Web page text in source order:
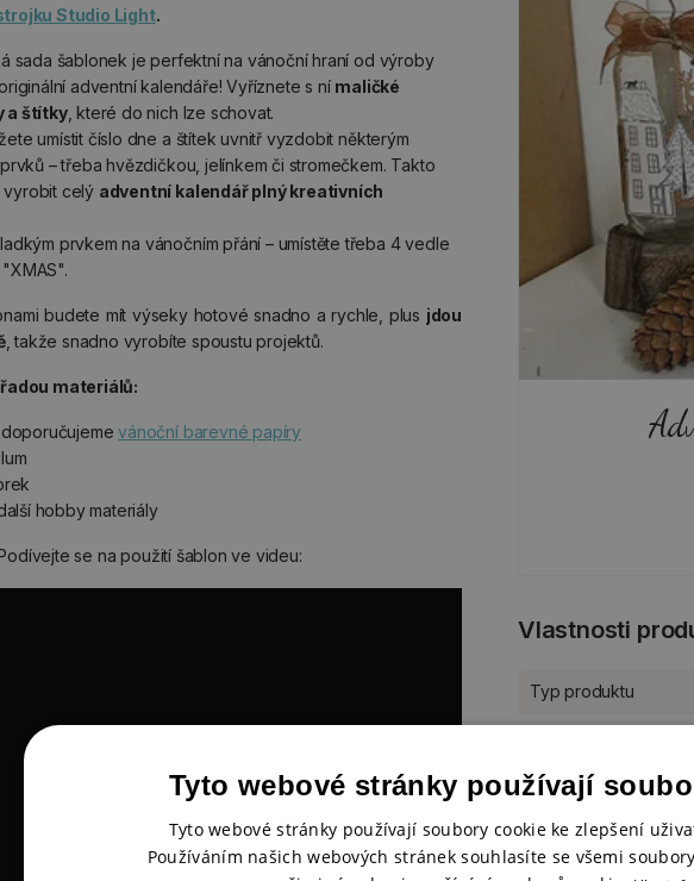
Studio Light.
sada šablonek je perfektní na vánoční hraní od výroby
adventní kalendáře! Vyříznete s ní maličké
a štítky, které do nich lze schovat.
umístit číslo dne a štítek uvnitř vyzdobit některým
– třeba hvězdičkou, jelínkem či stromečkem. Takto
vyrobit celý adventní kalendář plný kreativních
prvkem na vánočním přání – umístěte třeba 4 vedle
budete mít výseky hotové snadno a rychle, plus jdou
, takže snadno vyrobíte spoustu projektů.
materiálů:
vánoční barevné papíry
hobby materiály
se na použití šablon ve videu:
Vlastnosti
Typ produktu
Materiál
Počet v balení
Designér
Tyto webové stránky používají
Tyto webové stránky používají soubory cookie ke zlepšení
Používáním našich webových stránek souhlasíte se všemi